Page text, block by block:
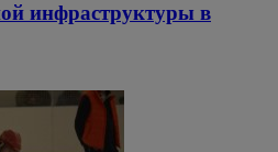
инфраструктуры в